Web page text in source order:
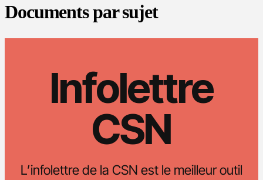
Documents par sujet
Infolettre
CSN
L’infolettre de la CSN est le meilleur outil